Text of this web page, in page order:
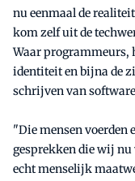
nu eenmaal de
kom zelf uit de
Waar programmeurs,
identiteit en bijna de
schrijven van
"Die mensen voerden
gesprekken die wij nu
echt menselijk